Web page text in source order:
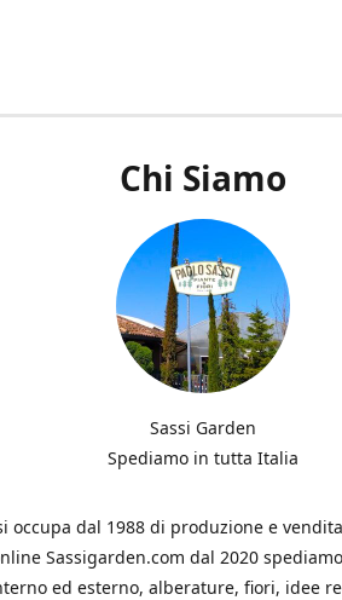
Chi Siamo
Sassi Garden
Spediamo in tutta Italia
occupa dal 1988 di produzione e
Sassigarden.com dal 2020
ed esterno, alberature, fiori, idee